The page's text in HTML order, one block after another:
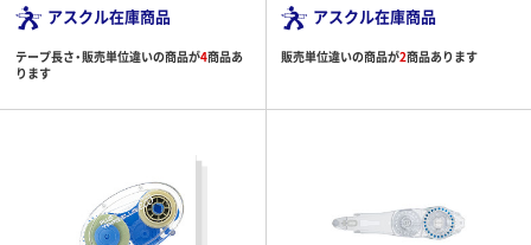
アスクル在庫商品
テープ長さ・販売単位違いの商品が4商品あ
ります
アスクル在庫商品
販売単位違いの商品が2商品あります